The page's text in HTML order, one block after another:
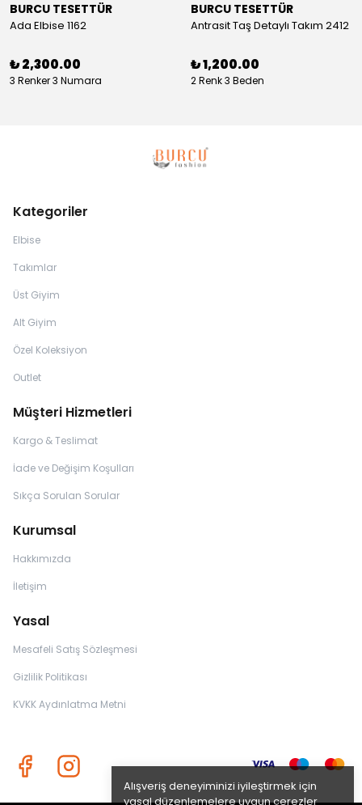
Alışveriş deneyiminizi iyileştirmek için
yasal düzenlemelere uygun çerezler
BURCU TESETTÜR
Ada Elbise 1162
₺ 2,300.00
3 Renker 3 Numara
BURCU TESETTÜR
Antrasit Taş Detaylı Takım 2412
₺ 1,200.00
2 Renk 3 Beden
Kategoriler
Elbise
Takımlar
Üst Giyim
Alt Giyim
Özel Koleksiyon
Outlet
Müşteri Hizmetleri
Kargo & Teslimat
İade ve Değişim Koşulları
Sıkça Sorulan Sorular
Kurumsal
Hakkımızda
İletişim
Yasal
Mesafeli Satış Sözleşmesi
Gizlilik Politikası
KVKK Aydınlatma Metni